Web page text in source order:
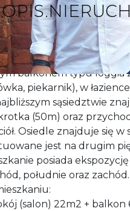
trzypokojowe
balkonem typu loggia
piekarnik), w
sąsiedztwie
(50m) oraz
Osiedle znajduje się
jest na drugim
posiada
południe oraz
(salon) 22m2 + balkon